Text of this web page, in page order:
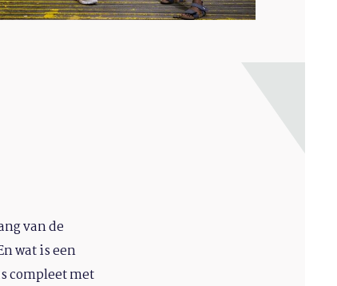
van de
wat is een
compleet met